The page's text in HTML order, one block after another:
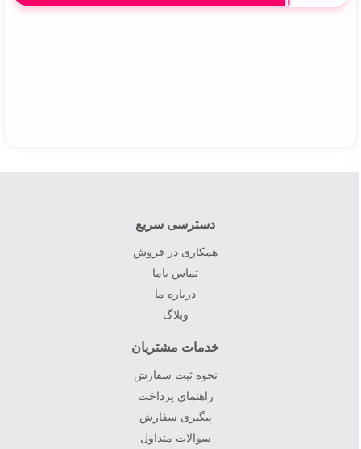
دسترسی سریع
همکاری در فروش
تماس باما
درباره ما
وبلاگ
خدمات مشتریان
نحوه ثبت سفارش
راهنمای پرداخت
پیگیری سفارش
سوالات متداول